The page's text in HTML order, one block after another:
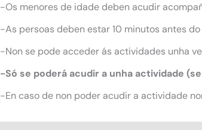
-Os menores de idade deben acudir
-As persoas deben estar 10 minutos antes
-Non se pode acceder ás actividades unha
-Só se poderá acudir a unha actividade
-En caso de non poder acudir a actividade